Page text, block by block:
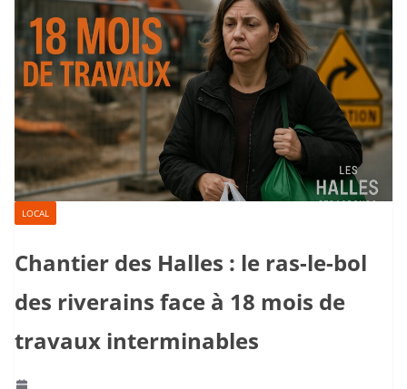
LOCAL
Chantier des Halles : le ras-le-bol
des riverains face à 18 mois de
travaux interminables